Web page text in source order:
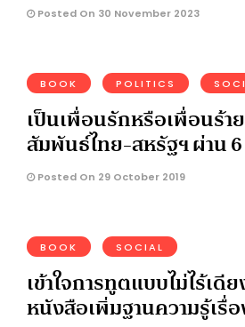
Posted On 30 November 2023
BOOK POLITICS
เป็นเพื่อนรักหรือเพื่อนร้าย
สัมพันธ์ไทย-สหรัฐฯ ผ่าน
Posted On 29 October 2019
BOOK SOCIAL
เข้าใจการทูตแบบไม่ไร้เดี
หนังสือเพิ่มฐานความรู้เรื่